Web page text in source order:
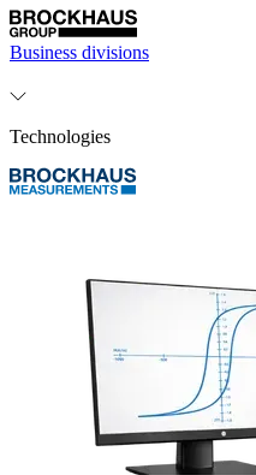
Business divisions
Technologies